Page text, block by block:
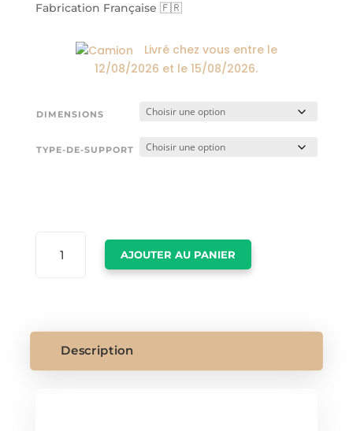
Fabrication Française 🇫🇷
Livré chez vous entre le
12/08/2026 et le15/08/2026.
DIMENSIONS
TYPE-DE-SUPPORT
AJOUTER AU PANIER
Description